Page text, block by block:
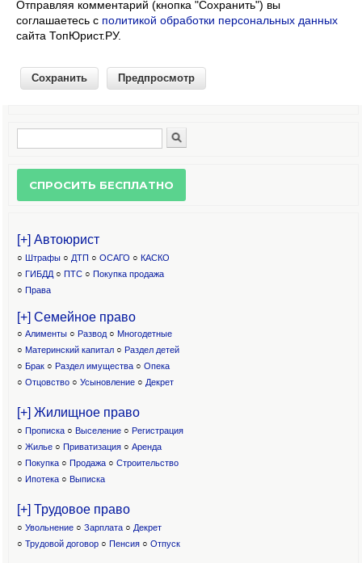
Отправляя комментарий (кнопка "Сохранить") вы
соглашаетесь с политикой обработки персональных данных
сайта ТопЮрист.РУ.
Форма поиска
[+] Автоюрист
○ Штрафы ○ ДТП ○ ОСАГО ○ КАСКО
○ ГИБДД ○ ПТС ○ Покупка продажа
○ Права
[+] Семейное право
○ Алименты ○ Развод ○ Многодетные
○ Материнский капитал○ Раздел детей
○ Брак ○ Раздел имущества ○ Опека
○ Отцовство○ Усыновление ○ Декрет
[+] Жилищное право
○ Прописка ○ Выселение ○ Регистрация
○ Жилье ○ Приватизация ○ Аренда
○ Покупка ○ Продажа ○ Строительство
○ Ипотека ○ Выписка
[+] Трудовое право
○ Увольнение ○ Зарплата ○ Декрет
○ Трудовой договор ○ Пенсия ○ Отпуск